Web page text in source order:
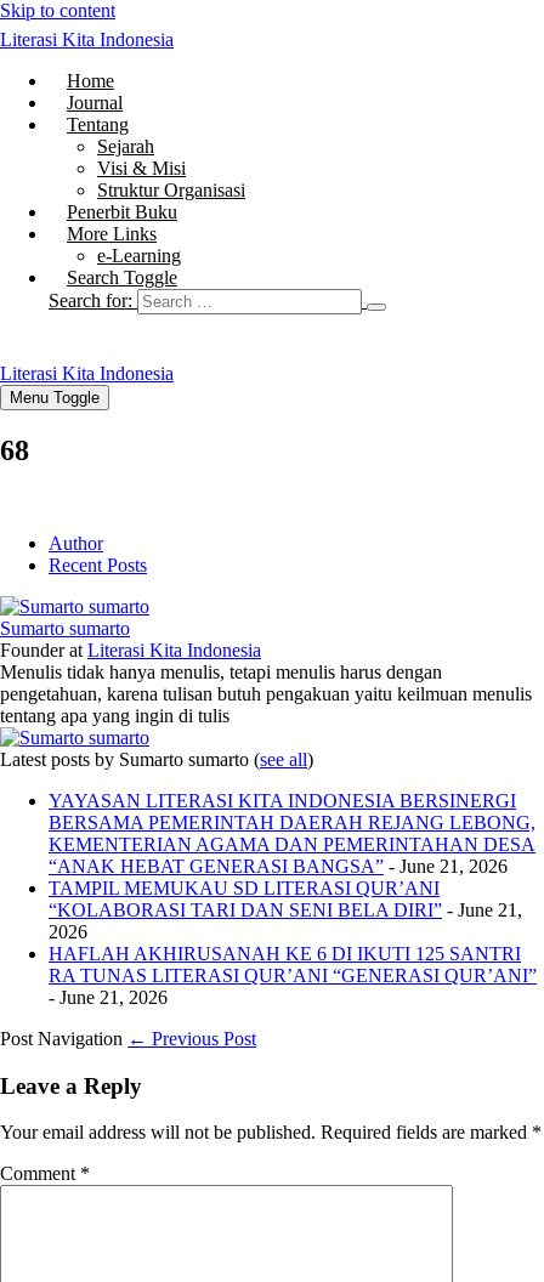
Skip to content
Literasi Kita Indonesia
Home
Journal
Tentang
Sejarah
Visi & Misi
Struktur Organisasi
Penerbit Buku
More Links
e-Learning
Search Toggle
Search for:
Literasi Kita Indonesia
Menu Toggle
68
Author
Recent Posts
Sumarto sumarto
Founderat Literasi Kita Indonesia
Menulis tidak hanya menulis, tetapi menulis harus dengan
pengetahuan, karena tulisan butuh pengakuan yaitu keilmuan menulis
tentang apa yang ingin di tulis
Latest posts by Sumarto sumarto (see all)
YAYASAN LITERASI KITA INDONESIA BERSINERGI
BERSAMA PEMERINTAH DAERAH REJANG LEBONG,
KEMENTERIAN AGAMA DAN PEMERINTAHAN DESA
“ANAK HEBAT GENERASI BANGSA” - June 21, 2026
TAMPIL MEMUKAU SD LITERASI QUR’ANI
“KOLABORASI TARI DAN SENI BELA DIRI” - June 21,
2026
HAFLAH AKHIRUSANAH KE 6 DI IKUTI 125 SANTRI
RA TUNAS LITERASI QUR’ANI “GENERASI QUR’ANI”
- June 21, 2026
Post Navigation ← Previous Post
Leave a Reply
Your email address will not be published. Required fields are marked *
Comment *